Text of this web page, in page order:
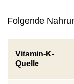
Folgende
Vitamin-K-
Quelle